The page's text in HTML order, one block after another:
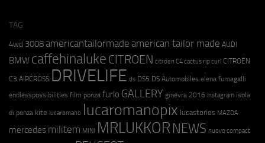
TAG
4wd 3008americantailormade american tailor made AUDI
BMW caffehinaluke CITROEN citroen C4 cactus rip curl CITROËN
C3 AIRCROSS DRIVELIFE ds DS5 DS Automobiles elena fumagalli
endlesspossibilities film ponza furlo GALLERY ginevra 2016 instagram isola
di ponza kite lucaromano lucaromanopix lucastories MAZDA
mercedes militem MINI MRLUKKOR NEWS nuovo compact